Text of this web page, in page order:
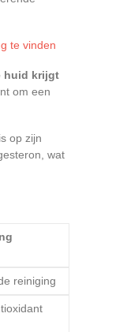
te vinden
huid krijgt
om een
op zijn
wat
reiniging